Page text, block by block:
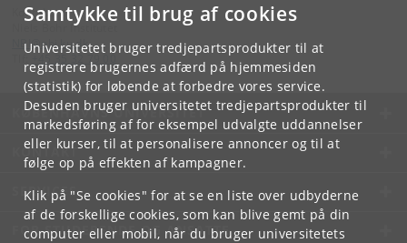
Samtykke til brug af cookies
Universitetet bruger tredjepartsprodukter til at
registrere brugernes adfærd på hjemmesiden
(statistik) for løbende at forbedre vores service.
Desuden bruger universitetet tredjepartsprodukter til
markedsføring af for eksempel udvalgte uddannelser
eller kurser, til at personalisere annoncer og til at
følge op på effekten af kampagner.
Klik på "Se cookies" for at se en liste over udbyderne
af de forskellige cookies, som kan blive gemt på din
computer eller mobil, når du bruger universitetets
Kontakt:
Niels Bohr Institutet
NBI@ nbi ku.dk
KØBENHAVNS UNIVERSITET
KONTAKT
SERVICES
FOR STUDERENDE OG ANSATTE